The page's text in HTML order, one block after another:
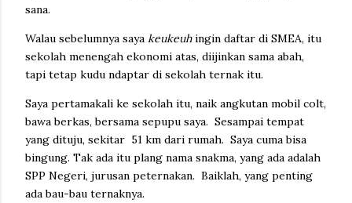
sana.
Walau sebelumnya saya keukeuhingin daftar di SMEA, itu
sekolah menengah ekonomi atas, diijinkan sama abah,
tapi tetap kudu ndaptar di sekolah ternak itu.
Saya pertamakali ke sekolah itu, naik angkutan mobil colt,
bawa berkas, bersama sepupu saya. Sesampai tempat
yang dituju, sekitar 51 km dari rumah. Saya cuma bisa
bingung. Tak ada itu plang nama snakma, yang ada adalah
SPP Negeri, jurusan peternakan. Baiklah, yang penting
ada bau-bau ternaknya.